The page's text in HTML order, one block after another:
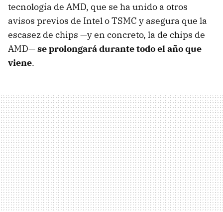
tecnología de AMD, que se ha unido a otros
avisos previos de Intel o TSMC y asegura que la
escasez de chips —y en concreto, la de chips de
AMD—se prolongará durante todo el año que
viene.